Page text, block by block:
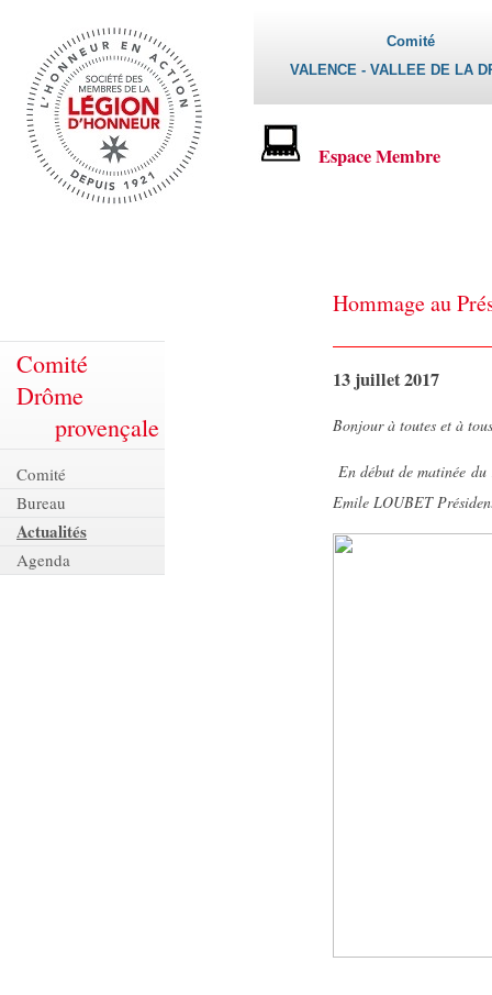
Comité
VALENCE - VALLEE DE LA
Espace Membre
Comité
Drôme
provençale
Comité
Bureau
Actualités
Agenda
Hommage au
13 juillet 2017
Bonjour à toutes et à
En début de matinée
Emile LOUBET